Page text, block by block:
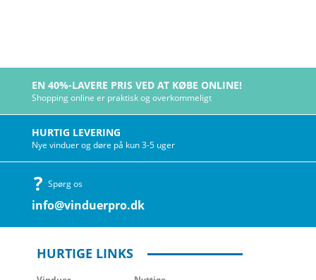
EN 40%-LAVERE PRIS VED AT KØBE ONLINE!
Shopping online er praktisk og overkommeligt
HURTIG LEVERING
Nye vinduer og døre på kun 3-5 uger
Spørg os
info@vinduerpro.dk
HURTIGE LINKS